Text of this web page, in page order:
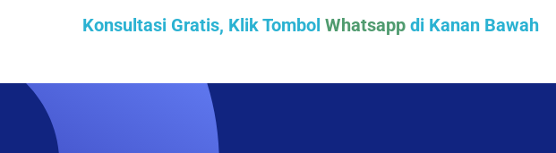
Konsultasi Gratis, Klik Tombol Whatsapp di Kanan Bawah